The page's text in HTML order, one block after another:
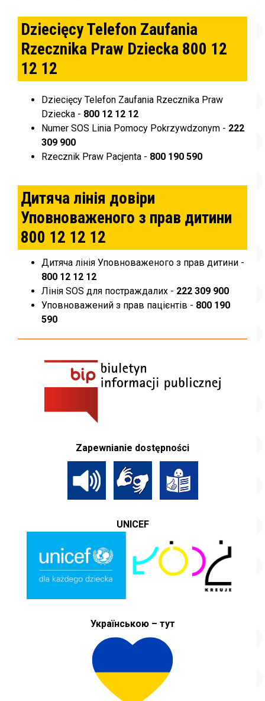
Dziecięcy Telefon Zaufania
Rzecznika Praw Dziecka 800 12
12 12
Dziecięcy Telefon Zaufania Rzecznika Praw
Dziecka - 800 12 12 12
Numer SOS Linia Pomocy Pokrzywdzonym - 222
309 900
Rzecznik Praw Pacjenta - 800 190 590
Дитяча лінія довіри
Уповноваженого з прав дитини
800 12 12 12
Дитяча лінія Уповноваженого з прав дитини -
800 12 12 12
Лінія SOS для постраждалих - 222 309 900
Уповноважений з прав пацієнтів - 800 190
590
Zapewnianie dostępności
UNICEF
Українською – тут